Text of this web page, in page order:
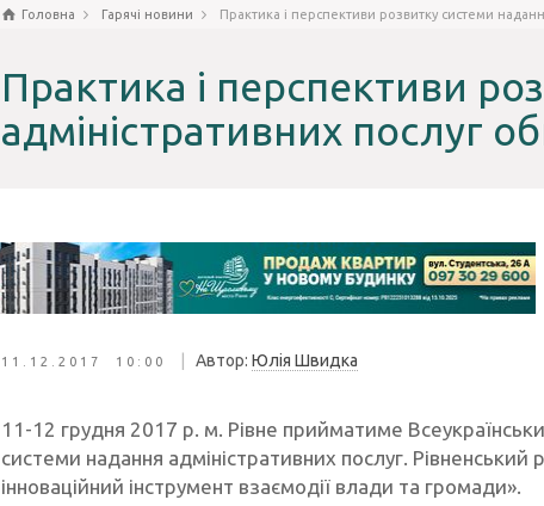
Головна Гарячі новини Практика і перспективи розвитку системи
Практика і перспективи
адміністративних послуг
11.12.2017 10:00 Автор: Юлія Швидка
11-12 грудня 2017 р. м. Рівне прийматиме
системи надання адміністративних послуг.
інноваційний інструмент взаємодії влади та громади».